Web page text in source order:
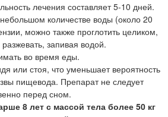
лечения составляет 5-10 дней.
количестве воды (около 20
можно также проглотить целиком,
запивая водой.
во время еды.
или стоя, что уменьшает вероятность
пищевода. Препарат не следует
перед сном.
8 лет с массой тела более 50 кг